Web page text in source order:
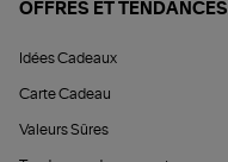
OFFRES ET TENDANCES
Idées Cadeaux
Carte Cadeau
Valeurs Sûres